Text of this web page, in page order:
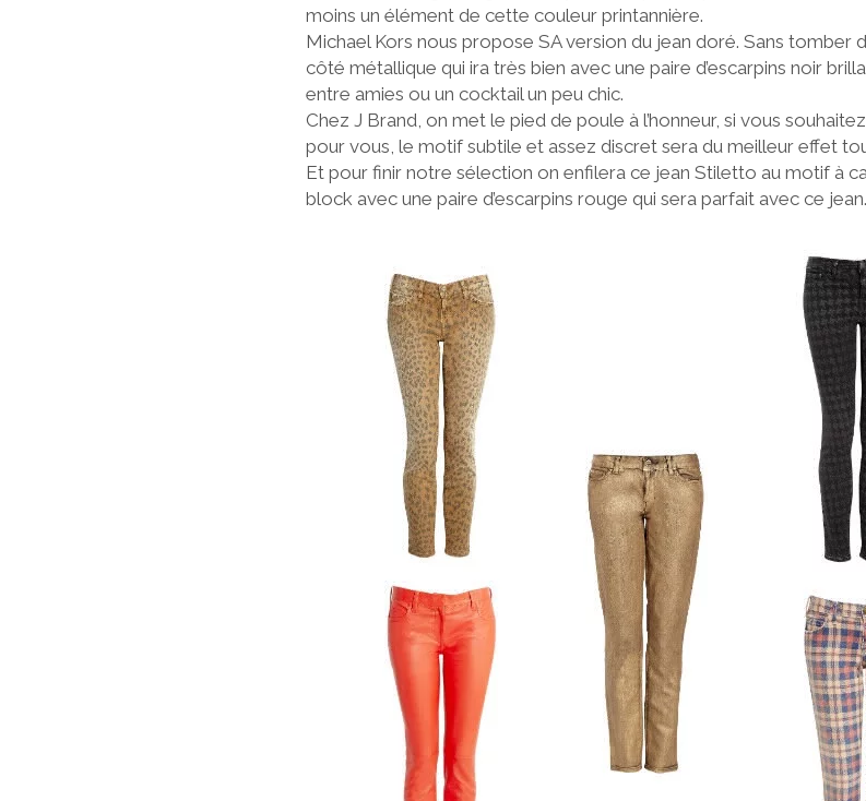
moins un élément de cette couleur printannière.
Michael Kors nous propose SA version du jean doré. Sans tomber
côté métallique qui ira très bien avec une paire d’escarpins noir
entre amies ou un cocktail un peu chic.
Chez J Brand, on met le pied de poule à l’honneur, si vous
pour vous, le motif subtile et assez discret sera du meilleur effet
Et pour finir notre sélection on enfilera ce jean Stiletto au motif à
block avec une paire d’escarpins rouge qui sera parfait avec ce jean.